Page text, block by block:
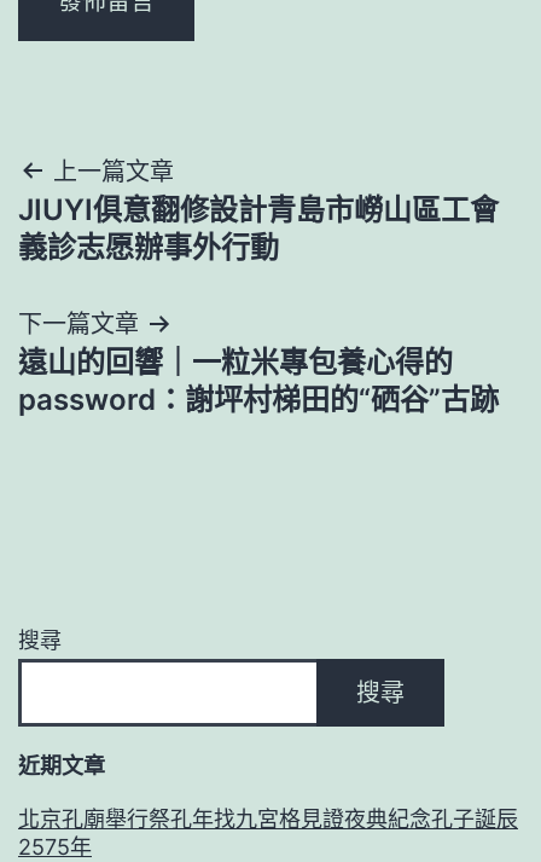
文
章
覽
上一篇文章
JIUYI俱意翻修設計青島市嶗山區工會
義診志愿辦事外行動
下一篇文章
遠山的回響｜一粒米專包養心得的
password：謝坪村梯田的“硒谷”古跡
搜尋
搜尋
近期文章
北京孔廟舉行祭孔年找九宮格見證夜典紀念孔子誕辰
2575年